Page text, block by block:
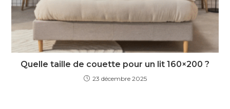
Quelle taille de couette pour un lit 160×200 ?
23 décembre 2025